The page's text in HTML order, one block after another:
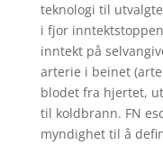
teknologi til
i fjor
inntekt på
arterie i beinet
blodet fra hjertet,
til koldbrann. FN
myndighet til å